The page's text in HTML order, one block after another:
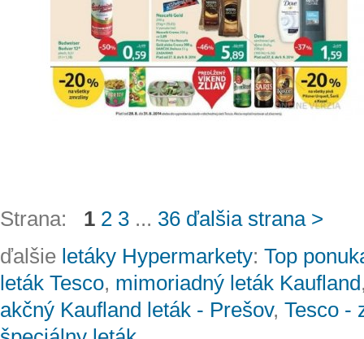
Strana: 1 2 3 ... 36 ďalšia strana >
ďalšie letáky Hypermarkety: Top
leták Tesco, mimoriadný leták Kaufland
akčný Kaufland leták - Prešov, Tesco -